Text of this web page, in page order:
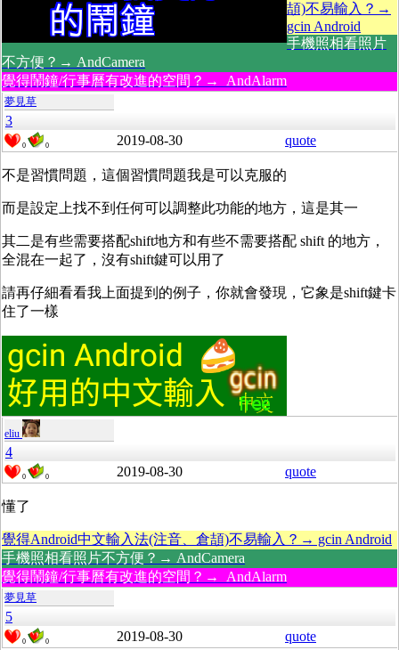
頡)不易輸入？→
gcin Android
手機照相看照片
不方便？→ AndCamera
覺得鬧鐘/行事曆有改進的空間？→ AndAlarm
夢見草
3
0 0 2019-08-30 quote
不是習慣問題，這個習慣問題我是可以克服的
而是設定上找不到任何可以調整此功能的地方，這是其一
其二是有些需要搭配shift地方和有些不需要搭配 shift 的地方，
全混在一起了，沒有shift鍵可以用了
請再仔細看看我上面提到的例子，你就會發現，它象是shift鍵卡
住了一樣
eliu
4
0 0 2019-08-30 quote
懂了
覺得Android中文輸入法(注音、倉頡)不易輸入？→ gcin Android
手機照相看照片不方便？→ AndCamera
覺得鬧鐘/行事曆有改進的空間？→ AndAlarm
夢見草
5
0 0 2019-08-30 quote